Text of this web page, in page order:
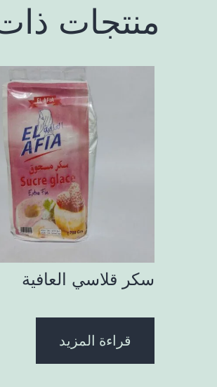
منتجات
سكر قلاسي العافية
قراءة المزيد